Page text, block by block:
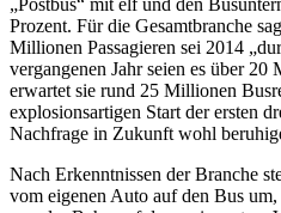
Prozent. Für die Gesamtbranche
Millionen Passagieren sei 2014
vergangenen Jahr seien es über
erwartet sie rund 25 Millionen
explosionsartigen Start der ersten
Nachfrage in Zukunft wohl
Nach Erkenntnissen der Branche
vom eigenen Auto auf den Bus